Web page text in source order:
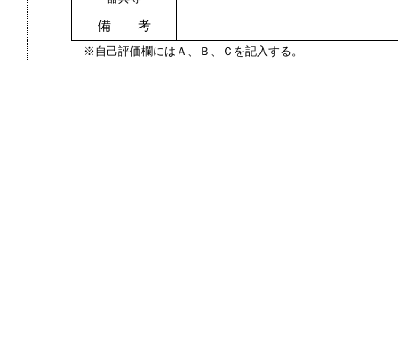
備 考
※自己評価欄にはＡ、Ｂ、Ｃを記入する。